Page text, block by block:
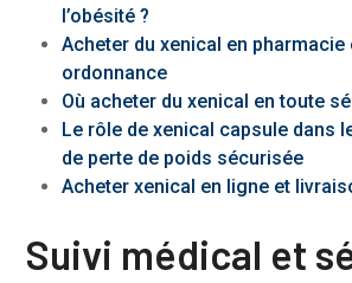
l’obésité ?
Acheter du xenical en pharmacie
ordonnance
Où acheter du xenical en toute
Le rôle de xenical capsule dans
de perte de poids sécurisée
Acheter xenical en ligne et
Suivi médical et